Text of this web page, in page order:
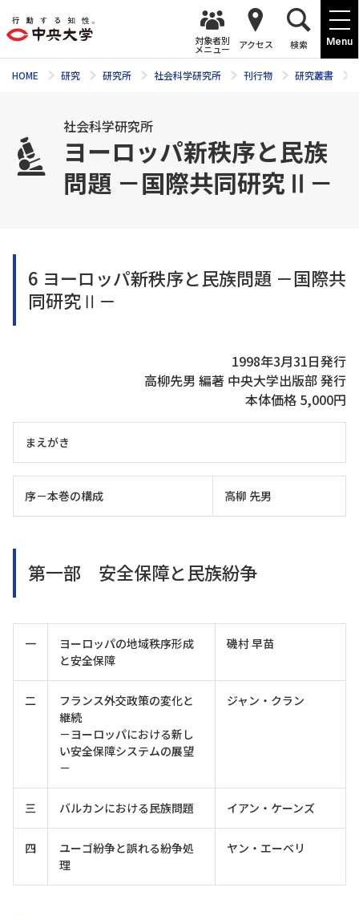
Menu
対象者別
メニュー アクセス 検索
HOME 研究 研究所 社会科学研究所 刊行物 研究叢書
社会科学研究所
ヨーロッパ新秩序と民族
問題 －国際共同研究Ⅱ－
6 ヨーロッパ新秩序と民族問題 －国際共
同研究Ⅱ－
1998年3月31日発行
高柳先男 編著 中央大学出版部 発行
本体価格 5,000円
まえがき
序－本巻の構成 高柳 先男
第一部 安全保障と民族紛争
一
ヨーロッパの地域秩序形成
と安全保障
磯村 早苗
二
フランス外交政策の変化と
継続
－ヨーロッパにおける新し
い安全保障システムの展望
－
ジャン・クラン
三 バルカンにおける民族問題 イアン・ケーンズ
四
ユーゴ紛争と誤れる紛争処
理
ヤン・エーベリ